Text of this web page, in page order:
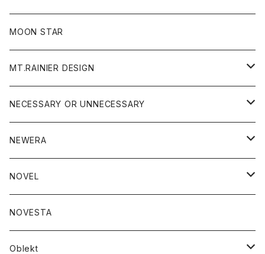
フリース
ジャケット
ニット
パンツ
帽子
MOON STAR
MT.RAINIER DESIGN
アウター
コート
ジャケット
アクセサリー
バッグ
グッズ
ウォレット
靴
トップス
ジャケット
ボトム
NECESSARY OR UNNECESSARY
アウター
コート
ジャケット
アクセサリー
バッグ
ブレスレット
グッズ
靴
トップス
NEWERA
帽子
NOVEL
トップス
カットソー
ボトム
NOVESTA
Oblekt